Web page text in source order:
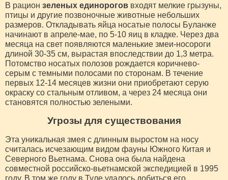
В рацион зеленых единорогов входят мелкие грызуны,
птицы и другие позвоночные животные небольших
размеров. Откладывать яйца носатые полосы Буланже
начинают в апреле-мае, по 5-10 яиц в кладке. Через два
месяца на свет появляются маленькие змеи-носороги
длиной 30-35 см, вырастая впоследствии до 1,3 метра.
Потомство носатых полозов рождается коричнево-
серым с темными полосами по сторонам. В течение
первых 12-14 месяцев жизни они приобретают серую
окраску со стальным отливом, а через 24 месяца они
становятся полностью зелеными.
Угрозы для существования
Эта уникальная змея с длинным выростом на носу
считалась исчезающим видом фауны Южного Китая и
Северного Вьетнама. Снова она была найдена
совместной российско-вьетнамской экспедицией в 1995
году. В том же году в Туле удалось добиться его